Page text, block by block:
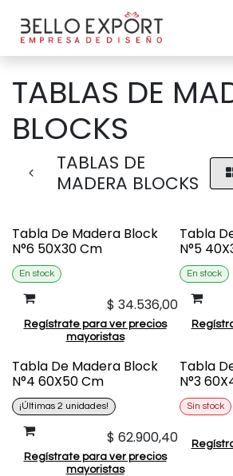
TABLAS DE
BLOCKS
TABLAS DE
MADERA BLOCKS
Tabla De Madera Block
N°6 50X30 Cm
En stock
$ 34.536,00
Regístrate para ver precios
mayoristas
Tabla
N°5
En stock
Tabla De Madera Block
N°4 60X50 Cm
¡Últimas 2 unidades!
$ 62.900,40
Regístrate para ver precios
mayoristas
Tabla
N°3
Sin stock